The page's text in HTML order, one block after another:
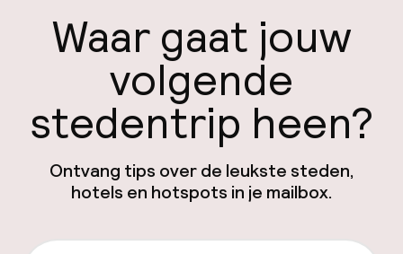
Waar gaat jouw
volgende
stedentrip heen?
Ontvang tips over de leukste steden,
hotels en hotspots in je mailbox.